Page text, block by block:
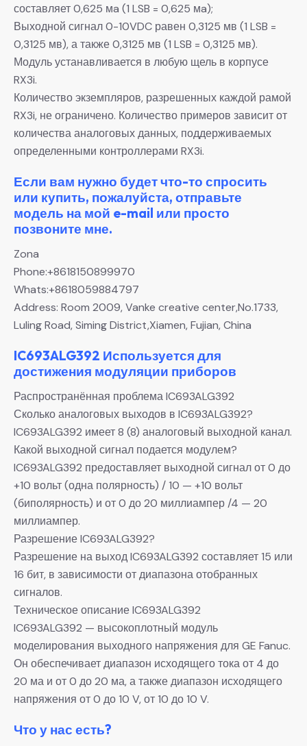
составляет 0,625 мa (1 LSB = 0,625 мa);
Выходной сигнал 0-10VDC равен 0,3125 мв (1 LSB =
0,3125 мв), а также 0,3125 мв (1 LSB = 0,3125 мв).
Модуль устанавливается в любую щель в корпусе
RX3i.
Количество экземпляров, разрешенных каждой рамой
RX3i, не ограничено. Количество примеров зависит от
количества аналоговых данных, поддерживаемых
определенными контроллерами RX3i.
Если вам нужно будет что-то спросить
или купить, пожалуйста, отправьте
модель на мой e-mail или просто
позвоните мне.
Zona
Phone:+8618150899970
Whats:+8618059884797
Address: Room 2009, Vanke creative center,No.1733,
Luling Road, Siming District,Xiamen, Fujian, China
IC693ALG392 Используется для
достижения модуляции приборов
Распространённая проблема IC693ALG392
Сколько аналоговых выходов в IC693ALG392?
IC693ALG392 имеет 8 (8) аналоговый выходной канал.
Какой выходной сигнал подается модулем?
IC693ALG392 предоставляет выходной сигнал от 0 до
+10 вольт (одна полярность) / 10 — +10 вольт
(биполярность) и от 0 до 20 миллиампер /4 — 20
миллиампер.
Разрешение IC693ALG392?
Разрешение на выход IC693ALG392 составляет 15 или
16 бит, в зависимости от диапазона отобранных
сигналов.
Техническое описание IC693ALG392
IC693ALG392 — высокоплотный модуль
моделирования выходного напряжения для GE Fanuc.
Он обеспечивает диапазон исходящего тока от 4 до
20 ма и от 0 до 20 ма, а также диапазон исходящего
напряжения от 0 до 10 V, от 10 до 10 V.
Что у нас есть?